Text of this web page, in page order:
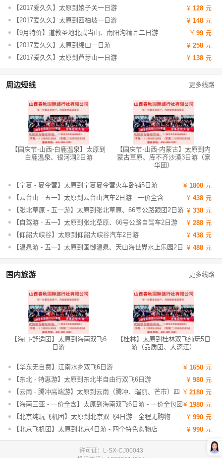
（5天4晚）
128
【2017爱久久】太原到娘子关一日游
148
【2017爱久久】太原到西柏坡一日游
99
【9月特价】道教圣地北武当山、南阳沟精品二日游
258
【2017爱久久】太原到绵山一日游
138
【2017爱久久】太原到芦芽山一日游
更多线路
周边短线
【国庆节-山西-白鹿温泉】太原到
白鹿温泉、银河洞2日游
【国庆节-山西-内蒙古】太原到内
蒙古草原、库不齐沙漠3日游（豪
华团）
1800
【宁夏 - 夏令营】太原到宁夏夏令营火车卧铺5日游
438
【云台山 - 五一】太原到云台山汽车2日游 - 一价全含
338
【张北草原 - 五一游】太原到张北草原、66号公路跟团2日游
288
【自驾游 - 五一】太原到张北草原、66号公路自驾车2日游
438
【仰韶大峡谷】太原到仰韶大峡谷汽车2日游
488
【温泉游 - 五一】太原到国御温泉、天山海世界水上乐园2日
游
更多线路
国内旅游
【海口-舒适团】太原到海南双飞6
日游
【桂林】太原到桂林双飞纯玩5日
游（品质团、大漓江）
1650
【华东无自费】江南水乡双飞6日游
980
【东北 - 特惠游】太原到东北半自由行双飞6日游
2180
【云南 - 腾冲高端游】太原到云南（腾冲、瑞丽、芒市）四
飞6日游 - 特惠游
1980
【海南三亚 - 一价全含】太原到海南双飞6日游 - 一价全包团
990
【北京纯玩飞机团】太原到北京双飞4日游 - 全程无购物
990
【北京飞机团】太原到北京4日游 - 四个特色购物店
许可证：L-SX-CJ00043